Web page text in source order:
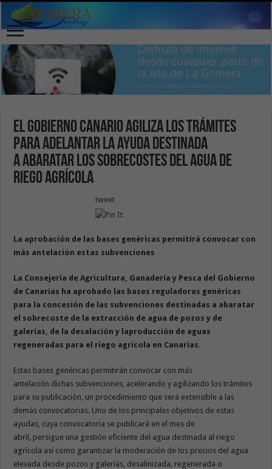
El Gobierno canario agiliza los trámites
para adelantar la ayuda destinada
a abaratar los sobrecostes del agua de
riego agrícola
tweet
La aprobación de las bases genéricas permitirá convocar con
más antelación estas subvenciones
La Consejería de Agricultura, Ganadería y Pesca del Gobierno
de Canarias ha aprobado las bases reguladoras genéricas
para la concesión de las subvenciones destinadas a abaratar
el sobrecoste de la extracción de agua de pozos y de
galerías, de la desalación y laproducción de aguas
regeneradas para el riego agrícola en Canarias.
Estas bases genéricas permitirán convocar con más
antelación dichas subvenciones, acelerando y agilizando los trámites
para su publicación, un procedimiento que será extensible a las
demás convocatorias. Uno de los principales objetivos de estas
ayudas, cuya convocatoria se publicará en el mes de
abril, persigue una gestión eficiente del agua destinada al riego
agrícola así como garantizar la moderación de los precios del agua
elevada desde pozos y galerías, desalinizada, regenerada o